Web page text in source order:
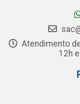
Atendimento
12h